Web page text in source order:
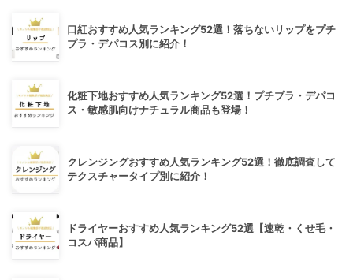
口紅おすすめ人気ランキング52選！落ちないリップをプチ
プラ・デパコス別に紹介！
化粧下地おすすめ人気ランキング52選！プチプラ・デパコ
ス・敏感肌向けナチュラル商品も登場！
クレンジングおすすめ人気ランキング52選！徹底調査して
テクスチャータイプ別に紹介！
ドライヤーおすすめ人気ランキング52選【速乾・くせ毛・
コスパ商品】